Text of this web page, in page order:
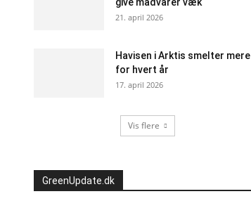
21. april 2026
Havisen i Arktis smelter mere
for hvert år
17. april 2026
Vis flere
GreenUpdate.dk